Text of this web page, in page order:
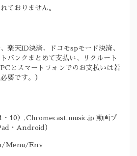
ておりません。
楽天ID決済、ドコモspモード決済、
バンクまとめて支払い、リクルート
とスマートフォンでのお支払いは若
要です。）
10）,Chromecast,music.jp 動画プ
・Android）
Menu/Env